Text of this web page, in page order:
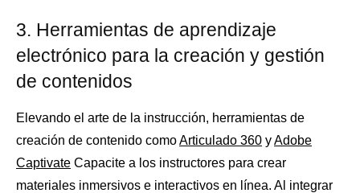
3. Herramientas de aprendizaje
electrónico para la creación y gestión
de contenidos
Elevando el arte de la instrucción, herramientas de
creación de contenido comoArticulado 360 yAdobe
Captivate Capacite a los instructores para crear
materiales inmersivos e interactivos en línea. Al integrar